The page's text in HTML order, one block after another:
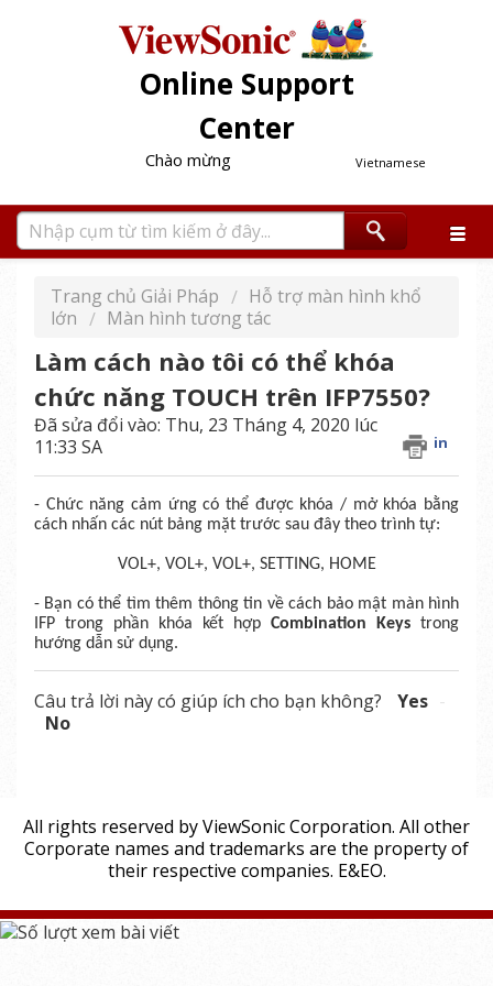
Online Support
Center
Vietnamese
Chào mừng
Trang chủ Giải Pháp
Hỗ trợ màn hình khổ
lớn
Màn hình tương tác
Làm cách nào tôi có thể khóa
chức năng TOUCH trên IFP7550?
in
Đã sửa đổi vào: Thu, 23 Tháng 4, 2020 lúc
11:33 SA
- Chức năng cảm ứng có thể được khóa / mở khóa bằng
cách nhấn các nút bảng mặt trước sau đây theo trình tự:
VOL+, VOL+, VOL+, SETTING, HOME
- Bạn có thể tìm thêm thông tin về cách bảo mật màn hình
IFP trong phần khóa kết hợp Combination Keys trong
hướng dẫn sử dụng.
Câu trả lời này có giúp ích cho bạn không?
Yes
No
All rights reserved by ViewSonic Corporation. All other
Corporate names and trademarks are the property of
their respective companies. E&EO.